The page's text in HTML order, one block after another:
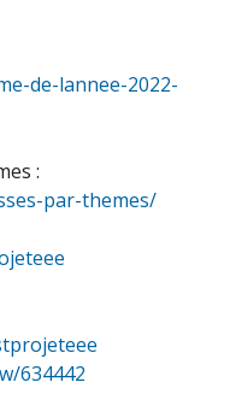
de-lannee-2022-
:
par-themes/
634442